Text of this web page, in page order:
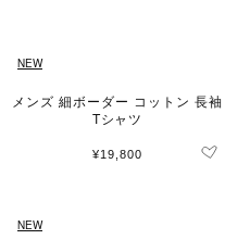
NEW
メンズ 細ボーダー コットン 長袖
Tシャツ
¥19,800
NEW